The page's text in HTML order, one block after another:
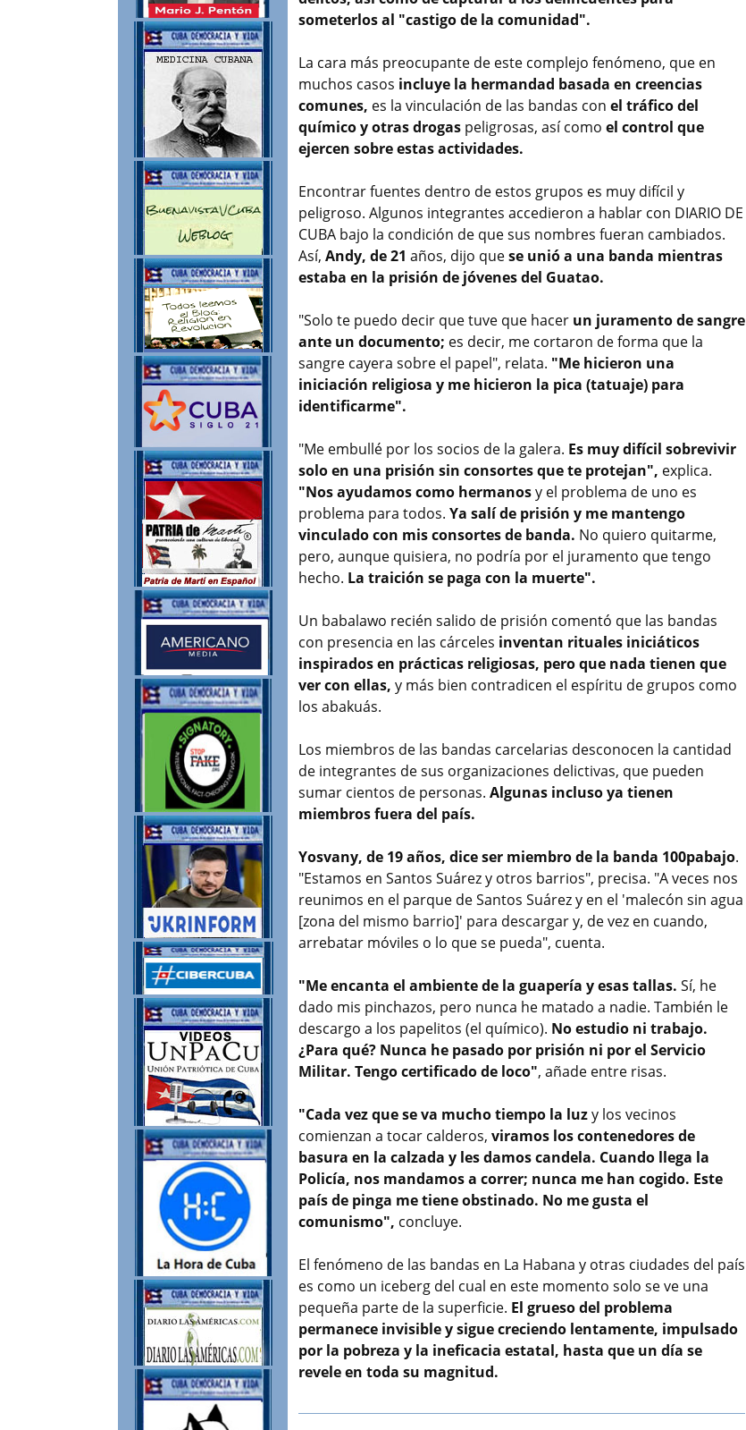
someterlos al "castigo de la comunidad".
La cara más preocupante de este complejo fenómeno, que en
muchos casos incluye la hermandad basada en creencias
comunes, es la vinculación de las bandas con el tráfico del
químico y otras drogas peligrosas, así como el control que
ejercen sobre estas actividades.
Encontrar fuentes dentro de estos grupos es muy difícil y
peligroso. Algunos integrantes accedieron a hablar con DIARIO DE
CUBA bajo la condición de que sus nombres fueran cambiados.
Así, Andy, de 21 años, dijo quese unió a una banda mientras
estaba en la prisión de jóvenes del Guatao.
"Solo te puedo decir que tuve que hacer un juramento de sangre
ante un documento; es decir, me cortaron de forma que la
sangre cayera sobre el papel", relata. "Me hicieron una
iniciación religiosa y me hicieron la pica (tatuaje) para
identificarme".
"Me embullé por los socios de la galera. Es muy difícil sobrevivir
solo en una prisión sin consortes que te protejan", explica.
"Nos ayudamos como hermanosy el problema de uno es
problema para todos. Ya salí de prisión y me mantengo
vinculado con mis consortes de banda. No quiero quitarme,
pero, aunque quisiera, no podría por el juramento que tengo
hecho. La traición se paga con la muerte".
Un babalawo recién salido de prisión comentó que las bandas
con presencia en las cárceles inventan rituales iniciáticos
inspirados en prácticas religiosas, pero que nada tienen que
ver con ellas, y más bien contradicen el espíritu de grupos como
los abakuás.
Los miembros de las bandas carcelarias desconocen la cantidad
de integrantes de sus organizaciones delictivas, que pueden
sumar cientos de personas. Algunas incluso ya tienen
miembros fuera del país.
Yosvany, de 19 años, dice ser miembro de la banda 100pabajo.
"Estamos en Santos Suárez y otros barrios", precisa. "A veces nos
reunimos en el parque de Santos Suárez y en el 'malecón sin agua
[zona del mismo barrio]' para descargar y, de vez en cuando,
arrebatar móviles o lo que se pueda", cuenta.
"Me encanta el ambiente de la guapería y esas tallas. Sí, he
dado mis pinchazos, pero nunca he matado a nadie. También le
descargo a los papelitos (el químico). No estudio ni trabajo.
¿Para qué? Nunca he pasado por prisión ni por el Servicio
Militar. Tengo certificado de loco", añade entre risas.
"Cada vez que se va mucho tiempo la luzy los vecinos
comienzan a tocar calderos, viramos los contenedores de
basura en la calzada y les damos candela. Cuando llega la
Policía, nos mandamos a correr; nunca me han cogido. Este
país de pinga me tiene obstinado. No me gusta el
comunismo", concluye.
El fenómeno de las bandas en La Habana y otras ciudades del país
es como un iceberg del cual en este momento solo se ve una
pequeña parte de la superficie. El grueso del problema
permanece invisible y sigue creciendo lentamente, impulsado
por la pobreza y la ineficacia estatal, hasta que un día se
revele en toda su magnitud.